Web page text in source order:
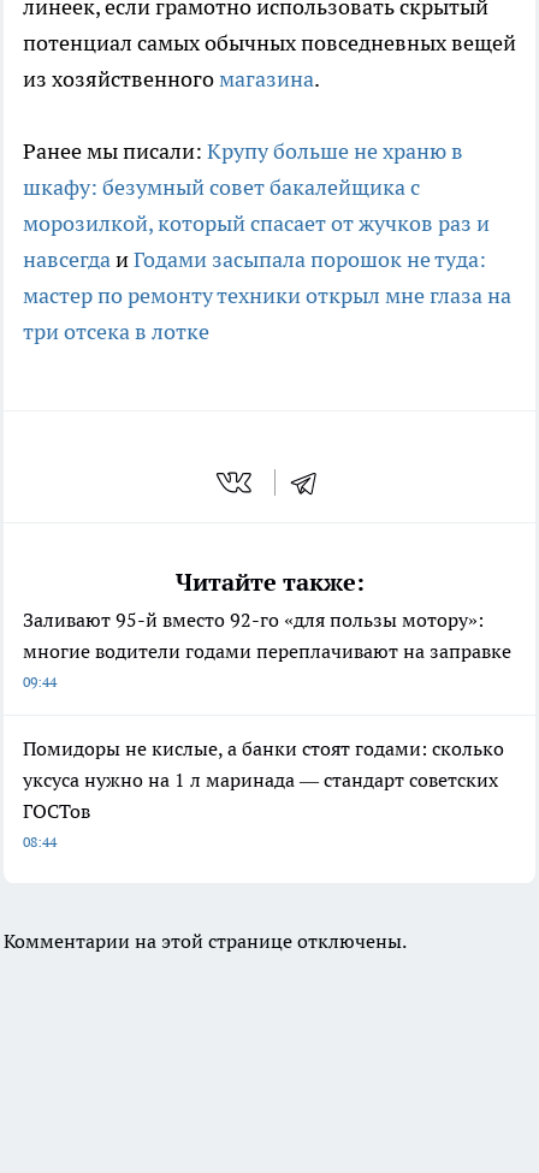
линеек, если грамотно использовать скрытый
потенциал самых обычных повседневных вещей
из хозяйственногомагазина.
Ранее мы писали: Крупу больше не храню в
шкафу: безумный совет бакалейщика с
морозилкой, который спасает от жучков раз и
навсегдаиГодами засыпала порошок не туда:
мастер по ремонту техники открыл мне глаза на
три отсека в лотке
Читайте также:
Заливают 95-й вместо 92-го «для пользы мотору»:
многие водители годами переплачивают на заправке
09:44
Помидоры не кислые, а банки стоят годами: сколько
уксуса нужно на 1 л маринада — стандарт советских
ГОСТов
08:44
Комментарии на этой странице отключены.